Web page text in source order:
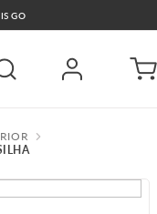
NO CARTÃO